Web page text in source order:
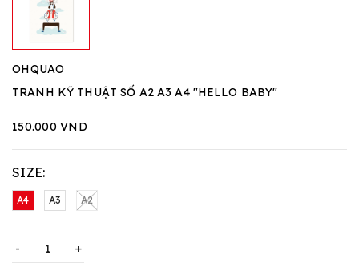
OHQUAO
TRANH KỸ THUẬT SỐ A2 A3 A4 "HELLO BABY"
150.000 VND
SIZE:
A4 A3 A2
- +